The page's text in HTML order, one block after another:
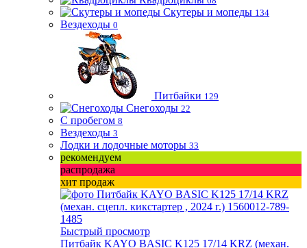
Скутеры и мопеды 134
Вездеходы 0
Питбайки 129
Снегоходы 22
С пробегом 8
Вездеходы 3
Лодки и лодочные моторы 33
рекомендуем
распродажа
хит продаж
Быстрый просмотр
Питбайк KAYO BASIC K125 17/14 KRZ (механ.